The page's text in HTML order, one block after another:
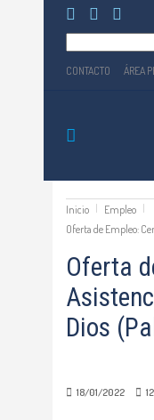
CONTACTO ÁREA
Inicio
Empleo
Oferta de Empleo:
Oferta
Dios
18/01/2022